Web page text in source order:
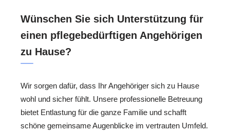
Wünschen Sie sich Unterstützung für
einen pflegebedürftigen Angehörigen
zu Hause?
Wir sorgen dafür, dass Ihr Angehöriger sich zu Hause
wohl und sicher fühlt. Unsere professionelle Betreuung
bietet Entlastung für die ganze Familie und schafft
schöne gemeinsame Augenblicke im vertrauten Umfeld.